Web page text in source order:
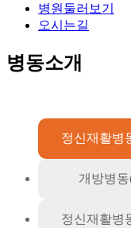
병원둘러보기
오시는길
병동소개
정신재활병
개방병
정신재활병